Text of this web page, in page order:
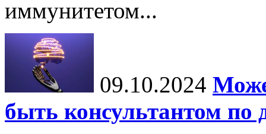
иммунитетом...
09.10.2024
быть консультантом по